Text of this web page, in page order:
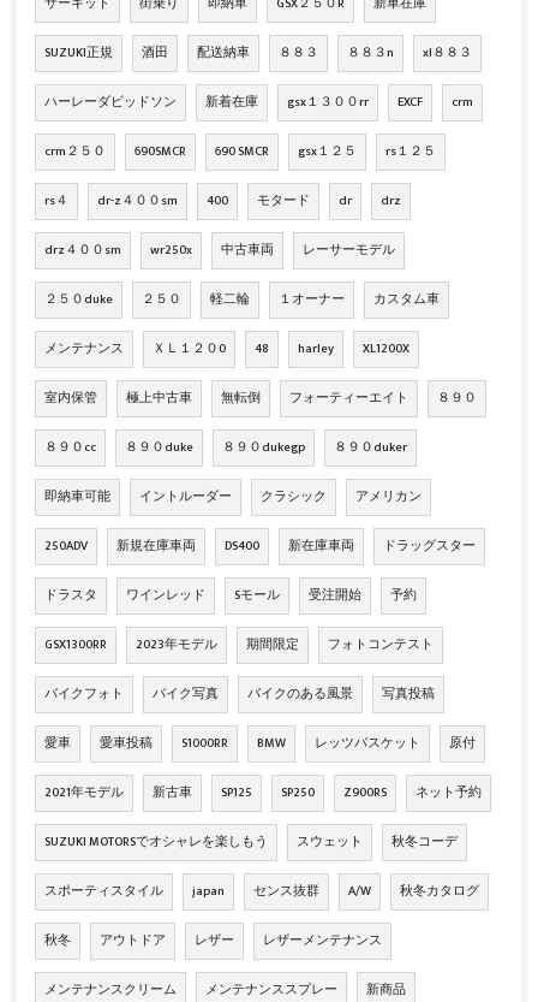
SUZUKI正規 酒田 配送納車 ８８３ ８８３n xl８８３
ハーレーダビッドソン 新着在庫 gsx１３００rr EXCF crm
crm２５０ 690SMCR 690 SMCR gsx１２５ rs１２５
rs４ dr-z４００sm 400 モタード dr drz
drz４００sm wr250x 中古車両 レーサーモデル
２５０duke ２５０ 軽二輪 １オーナー カスタム車
メンテナンス ＸＬ１２０0 48 harley XL1200X
室内保管 極上中古車 無転倒 フォーティーエイト ８９０
８９０cc ８９０duke ８９０dukegp ８９０duker
即納車可能 イントルーダー クラシック アメリカン
250ADV 新規在庫車両 DS400 新在庫車両 ドラッグスター
ドラスタ ワインレッド Sモール 受注開始 予約
GSX1300RR 2023年モデル 期間限定 フォトコンテスト
バイクフォト バイク写真 バイクのある風景 写真投稿
愛車 愛車投稿 S1000RR BMW レッツバスケット 原付
2021年モデル 新古車 SP125 SP250 Z900RS ネット予約
SUZUKI MOTORSでオシャレを楽しもう スウェット 秋冬コーデ
スポーティスタイル japan センス抜群 A/W 秋冬カタログ
秋冬 アウトドア レザー レザーメンテナンス
メンテナンスクリーム メンテナンススプレー 新商品